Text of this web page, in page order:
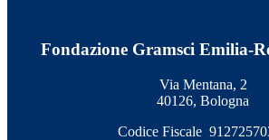
Fondazione Gramsci Emilia-
Via Mentana, 2
40126, Bologna
Codice Fiscale